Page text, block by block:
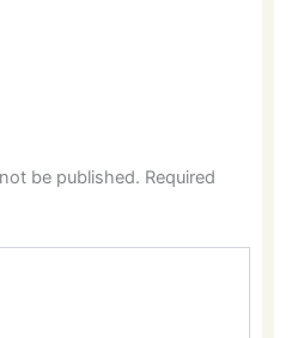
be published. Required